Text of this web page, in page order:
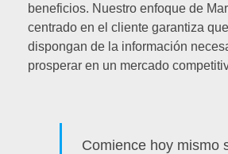
beneficios. Nuestro enfoque de
centrado en el cliente garantiza
dispongan de la información
prosperar en un mercado
Comience hoy mismo